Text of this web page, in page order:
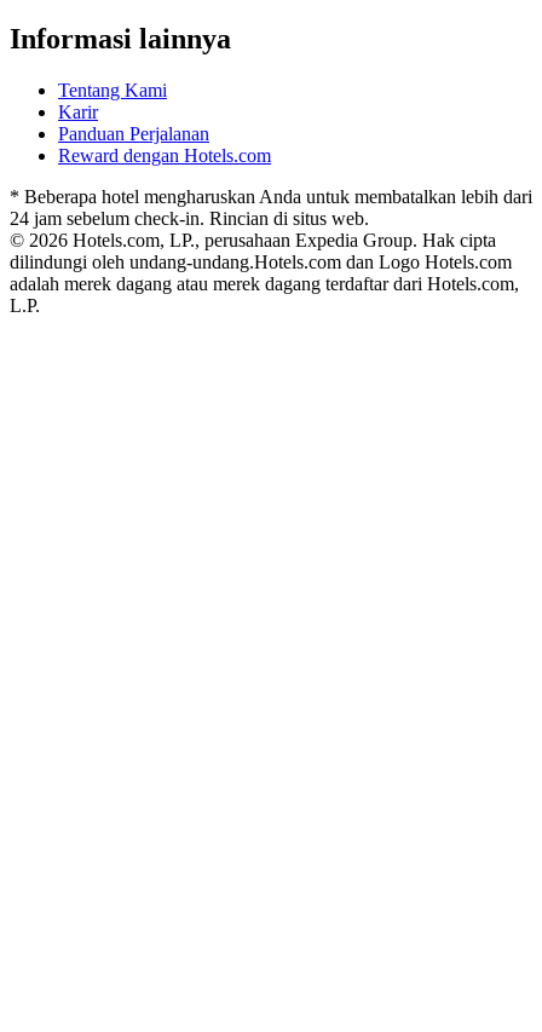
Informasi lainnya
Tentang Kami
Karir
Panduan Perjalanan
Reward dengan Hotels.com
* Beberapa hotel mengharuskan Anda untuk membatalkan lebih dari
24 jam sebelum check-in. Rincian di situs web.
© 2026 Hotels.com, LP., perusahaan Expedia Group. Hak cipta
dilindungi oleh undang-undang.Hotels.com dan Logo Hotels.com
adalah merek dagang atau merek dagang terdaftar dari Hotels.com,
L.P.